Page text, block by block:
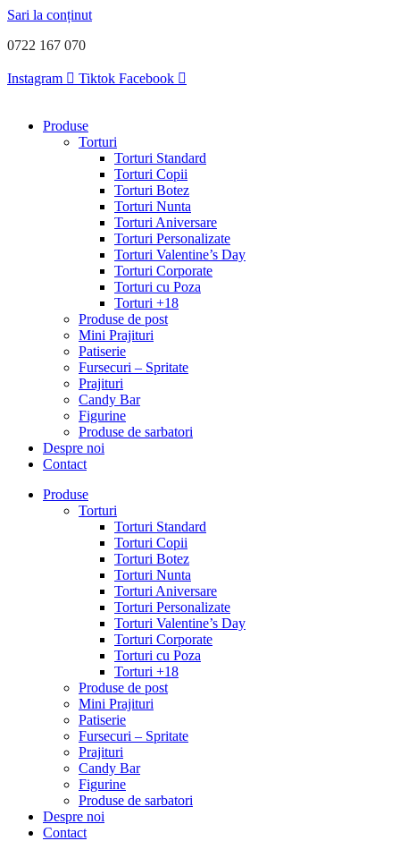
Sari la conținut
0722 167 070
Instagram Tiktok Facebook
Produse
Torturi
Torturi Standard
Torturi Copii
Torturi Botez
Torturi Nunta
Torturi Aniversare
Torturi Personalizate
Torturi Valentine’s Day
Torturi Corporate
Torturi cu Poza
Torturi +18
Produse de post
Mini Prajituri
Patiserie
Fursecuri – Spritate
Prajituri
Candy Bar
Figurine
Produse de sarbatori
Despre noi
Contact
Produse
Torturi
Torturi Standard
Torturi Copii
Torturi Botez
Torturi Nunta
Torturi Aniversare
Torturi Personalizate
Torturi Valentine’s Day
Torturi Corporate
Torturi cu Poza
Torturi +18
Produse de post
Mini Prajituri
Patiserie
Fursecuri – Spritate
Prajituri
Candy Bar
Figurine
Produse de sarbatori
Despre noi
Contact